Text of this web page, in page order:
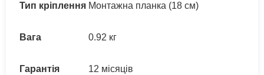
Тип кріплення Монтажна планка (18 см)
Вага 0.92 кг
Гарантія 12 місяців